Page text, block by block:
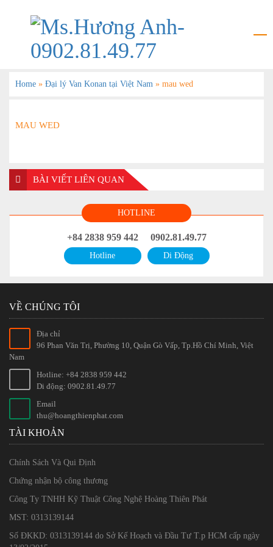
Home » Đại lý Van Konan tại Việt Nam » mau wed
MAU WED
BÀI VIẾT LIÊN QUAN
HOTLINE
+84 2838 959 442
Hotline
0902.81.49.77
Di Động
VỀ CHÚNG TÔI
Địa chỉ
96 Phan Văn Trị, Phường 10, Quận Gò Vấp, Tp.Hồ Chí Minh, Việt
Nam
Hotline: +84 2838 959 442
Di động: 0902.81.49.77
Email
thu@hoangthienphat.com
TÀI KHOẢN
Chính Sách Và Qui Định
Chứng nhận bộ công thương
Công Ty TNHH Kỹ Thuật Công Nghệ Hoàng Thiên Phát
MST: 0313139144
Số ĐKKD: 0313139144 do Sở Kế Hoạch và Đầu Tư T.p HCM cấp ngày